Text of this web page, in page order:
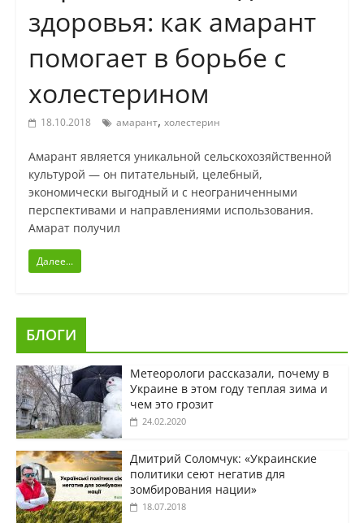
здоровья: как амарант
помогает в борьбе с
холестерином
18.10.2018 амарант, холестерин
Амарант является уникальной сельскохозяйственной
культурой — он питательный, целебный,
экономически выгодный и с неограниченными
перспективами и направлениями использования.
Амарат получил
Далее...
БЛОГИ
Метеорологи рассказали, почему в
Украине в этом году теплая зима и
чем это грозит
24.02.2020
Дмитрий Соломчук: «Украинские
политики сеют негатив для
зомбирования нации»
18.07.2018